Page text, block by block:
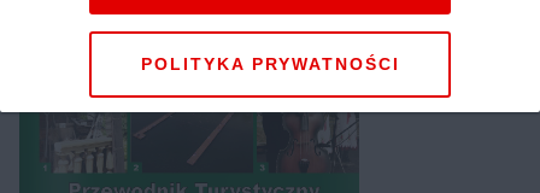
Pobierz przewodnik
POLITYKA PRYWATNOŚCI